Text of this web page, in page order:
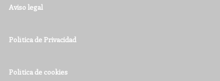
Aviso legal
Política de Privacidad
Política de cookies